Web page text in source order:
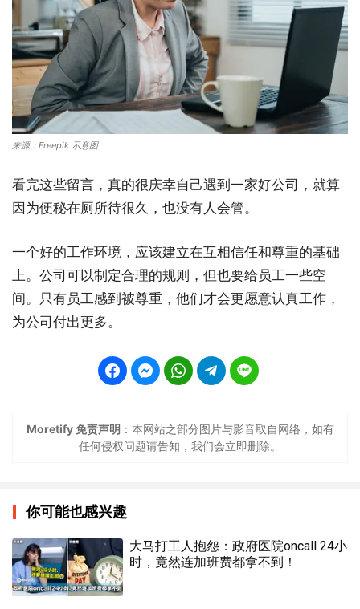
来源：Freepik 示意图
看完这些留言，真的很庆幸自己遇到一家好公司，就算
因为便秘在厕所待很久，也没有人会管。
一个好的工作环境，应该建立在互相信任和尊重的基础
上。公司可以制定合理的规则，但也要给员工一些空
间。只有员工感到被尊重，他们才会更愿意认真工作，
为公司付出更多。
Moretify 免责声明 ：本网站之部分图片与影音取自网络，如有
任何侵权问题请告知，我们会立即删除。
你可能也感兴趣
大马打工人抱怨：政府医院oncall 24小
时，竟然连加班费都拿不到！